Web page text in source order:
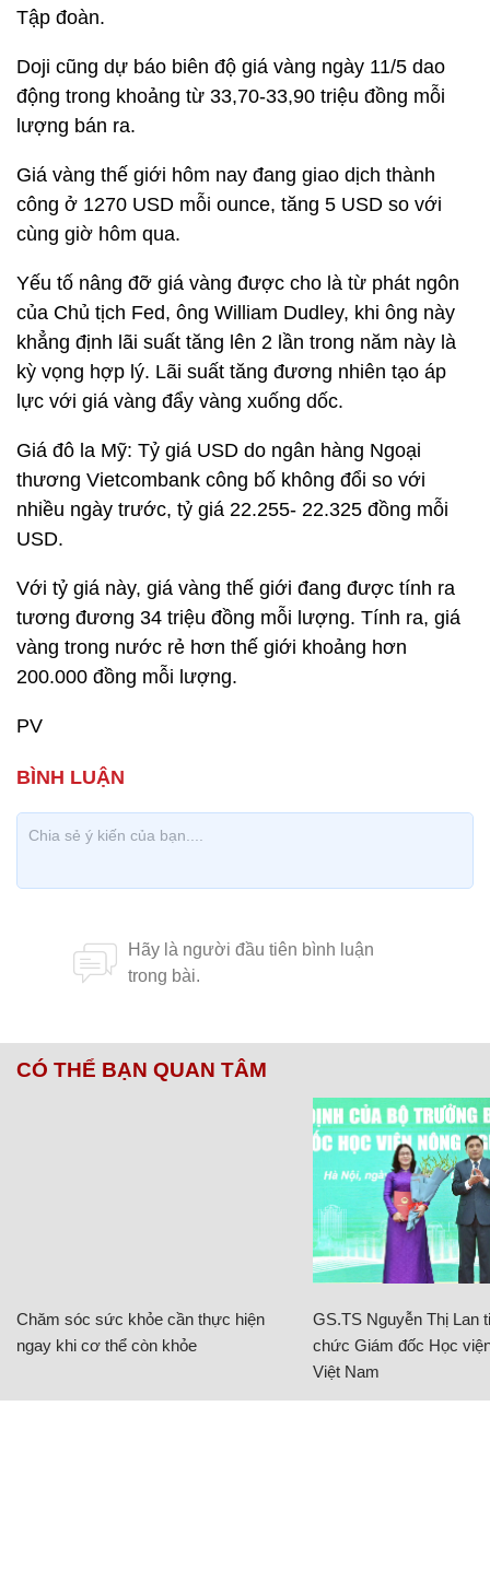
Tập đoàn.
Doji cũng dự báo biên độ giá vàng ngày 11/5 dao
động trong khoảng từ 33,70-33,90 triệu đồng mỗi
lượng bán ra.
Giá vàng thế giới hôm nay đang giao dịch thành
công ở 1270 USD mỗi ounce, tăng 5 USD so với
cùng giờ hôm qua.
Yếu tố nâng đỡ giá vàng được cho là từ phát ngôn
của Chủ tịch Fed, ông William Dudley, khi ông này
khẳng định lãi suất tăng lên 2 lần trong năm này là
kỳ vọng hợp lý. Lãi suất tăng đương nhiên tạo áp
lực với giá vàng đẩy vàng xuống dốc.
Giá đô la Mỹ: Tỷ giá USD do ngân hàng Ngoại
thương Vietcombank công bố không đổi so với
nhiều ngày trước, tỷ giá 22.255- 22.325 đồng mỗi
USD.
Với tỷ giá này, giá vàng thế giới đang được tính ra
tương đương 34 triệu đồng mỗi lượng. Tính ra, giá
vàng trong nước rẻ hơn thế giới khoảng hơn
200.000 đồng mỗi lượng.
PV
CÓ THỂ BẠN QUAN TÂM
Chăm sóc sức khỏe cần thực hiện
ngay khi cơ thể còn khỏe
GS.TS Nguyễn Thị Lan
chức Giám đốc Học
Việt Nam